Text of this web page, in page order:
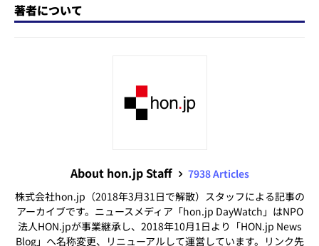
著者について
About hon.jp Staff
7938 Articles
株式会社hon.jp（2018年3月31日で解散）スタッフによる記事の
アーカイブです。ニュースメディア「hon.jp DayWatch」はNPO
法人HON.jpが事業継承し、2018年10月1日より「HON.jp News
Blog」へ名称変更、リニューアルして運営しています。リンク先